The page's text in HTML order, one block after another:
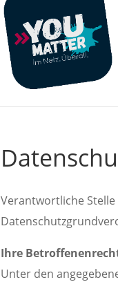
Verantwortliche
Ihre
Unter den